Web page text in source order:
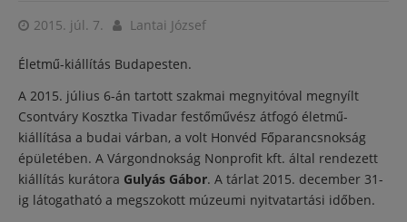
2015. júl. 7. Lantai József
Életmű-kiállítás Budapesten.
A 2015. július 6-án tartott szakmai megnyitóval megnyílt
Csontváry Kosztka Tivadar festőművész átfogó életmű-
kiállítása a budai várban, a volt Honvéd Főparancsnokság
épületében. A Várgondnokság Nonprofit kft. által rendezett
kiállítás kurátora Gulyás Gábor. A tárlat 2015. december 31-
ig látogatható a megszokott múzeumi nyitvatartási időben.